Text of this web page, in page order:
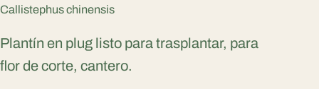
Callistephus chinensis
Plantín en plug listo para trasplantar, para
flor de corte, cantero.